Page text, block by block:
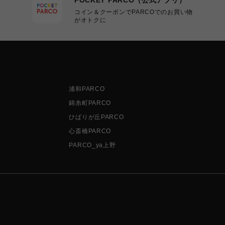
コイン＆クーポンでPARCOでのお買い物
がオトクに
浦和PARCO
錦糸町PARCO
ひばりが丘PARCO
心斎橋PARCO
PARCO_ya上野